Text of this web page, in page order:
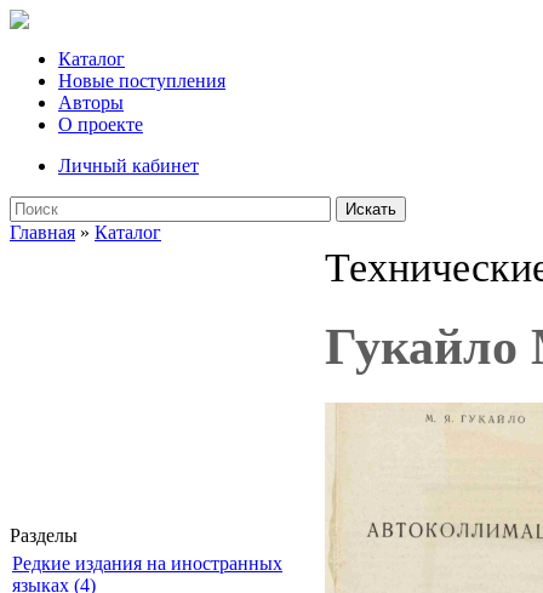
Каталог
Новые поступления
Авторы
О проекте
Личный кабинет
Искать
Главная » Каталог
Разделы
Редкие издания на иностранных
языках (4)
Гукайло